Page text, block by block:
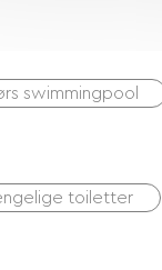
swimmingpool
toiletter